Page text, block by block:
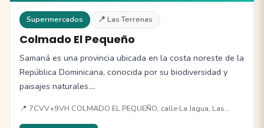
Supermercados 📍 Las Terrenas
Colmado El Pequeño
Samaná es una provincia ubicada en la costa noreste de la
República Dominicana, conocida por su biodiversidad y
paisajes naturales.…
📍 7CVV+9VH COLMADO EL PEQUEÑO, calle La Jagua, Las…